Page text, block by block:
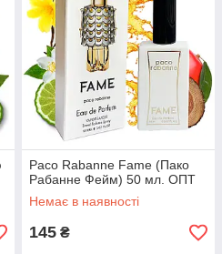
Paco Rabanne Fame (Пако
Рабанне Фейм) 50 мл. ОПТ
Немає в наявності
145 ₴